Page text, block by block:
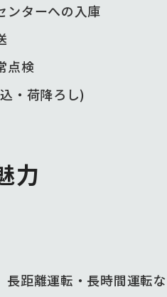
ンターへの入庫
点検
・荷降ろし)
力
長距離運転・長時間運転